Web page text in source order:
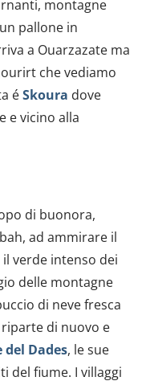
montagne
pallone in
a Ouarzazate ma
che vediamo
éSkoura dove
e vicino alla
di buonora,
ad ammirare il
verde intenso dei
delle montagne
di neve fresca
di nuovo e
del Dades, le sue
del fiume. I villaggi